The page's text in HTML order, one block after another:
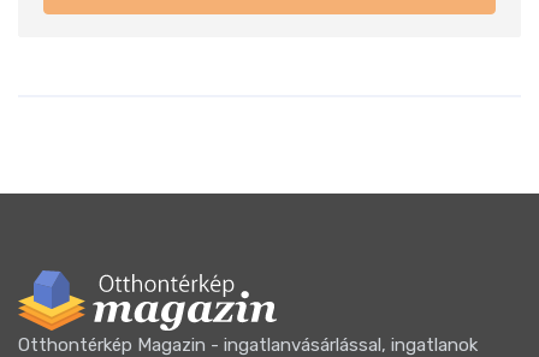
Otthontérkép Magazin - ingatlanvásárlással, ingatlanok